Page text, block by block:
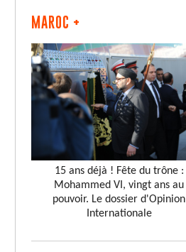
MAROC +
15 ans déjà ! Fête du trône :
Mohammed VI, vingt ans au
pouvoir. Le dossier d'Opinion
Internationale